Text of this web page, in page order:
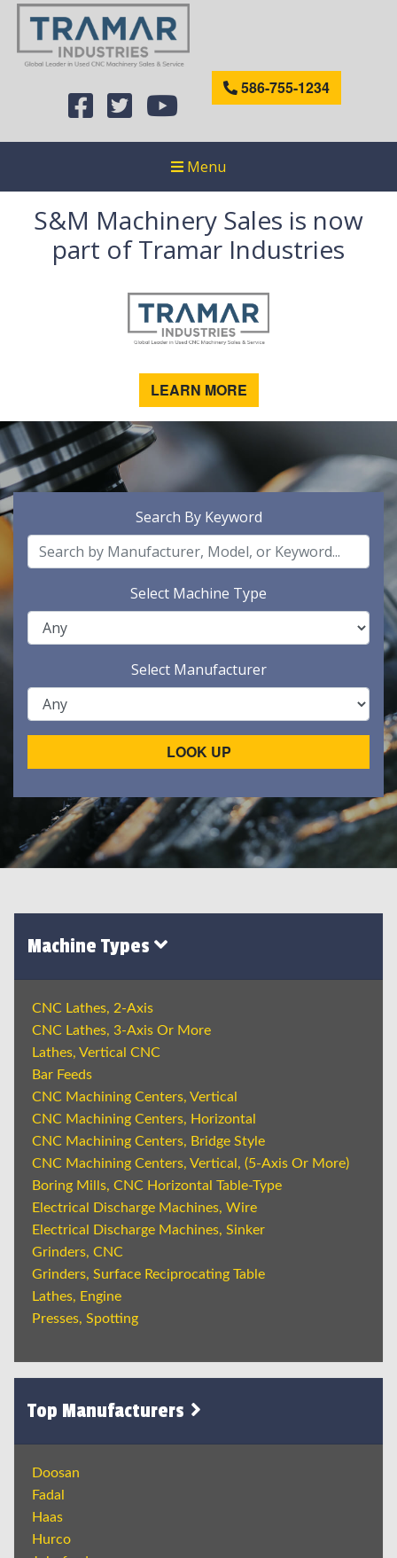
586-755-1234
Menu
S&M Machinery Sales is now
part of Tramar Industries
LEARN MORE
Search By Keyword
Select Machine Type
Select Manufacturer
LOOK UP
Machine Types
CNC Lathes, 2-Axis
CNC Lathes, 3-Axis Or More
Lathes, Vertical CNC
Bar Feeds
CNC Machining Centers, Vertical
CNC Machining Centers, Horizontal
CNC Machining Centers, Bridge Style
CNC Machining Centers, Vertical, (5-Axis Or More)
Boring Mills, CNC Horizontal Table-Type
Electrical Discharge Machines, Wire
Electrical Discharge Machines, Sinker
Grinders, CNC
Grinders, Surface Reciprocating Table
Lathes, Engine
Presses, Spotting
Top Manufacturers
Doosan
Fadal
Haas
Hurco